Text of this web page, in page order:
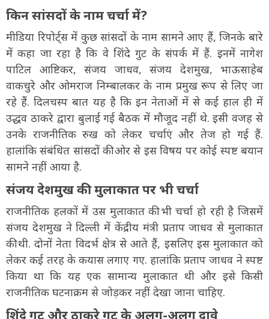
किन सांसदों के नाम चर्चा में?
मीडिया रिपोर्ट्स में कुछ सांसदों के नाम सामने आए हैं, जिनके बारे
में कहा जा रहा है कि वे शिंदे गुट के संपर्क में हैं. इनमें नागेश
पाटिल आष्टिकर, संजय जाधव, संजय देशमुख, भाऊसाहेब
वाकचुरे और ओमराज निम्बालकर के नाम प्रमुख रूप से लिए जा
रहे हैं. दिलचस्प बात यह है कि इन नेताओं में से कई हाल ही में
उद्धव ठाकरे द्वारा बुलाई गई बैठक में मौजूद नहीं थे. इसी वजह से
उनके राजनीतिक रुख को लेकर चर्चाएं और तेज हो गई हैं.
हालांकि संबंधित सांसदों की ओर से इस विषय पर कोई स्पष्ट बयान
सामने नहीं आया है.
संजय देशमुख की मुलाकात पर भी चर्चा
राजनीतिक हलकों में उस मुलाकात की भी चर्चा हो रही है जिसमें
संजय देशमुख ने दिल्ली में केंद्रीय मंत्री प्रताप जाधव से मुलाकात
की थी. दोनों नेता विदर्भ क्षेत्र से आते हैं, इसलिए इस मुलाकात को
लेकर कई तरह के कयास लगाए गए. हालांकि प्रताप जाधव ने स्पष्ट
किया था कि यह एक सामान्य मुलाकात थी और इसे किसी
राजनीतिक घटनाक्रम से जोड़कर नहीं देखा जाना चाहिए.
शिंदे गुट और ठाकरे गुट के अलग-अलग दावे